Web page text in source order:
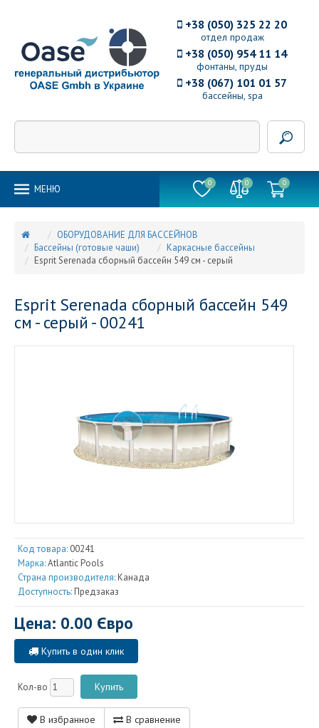
отдел продаж
+38 (050) 325 22 20
фонтаны, пруды
+38 (050) 954 11 14
бассейны, spa
+38 (067) 101 01 57
MEНЮ
0 0 0
ОБОРУДОВАНИЕ ДЛЯ БАССЕЙНОВ
Бассейны (готовые чаши)
Каркасные бассейны
Esprit Serenada сборный бассейн 549 см - серый
Esprit Serenada сборный бассейн 549
см - серый - 00241
Код товара: 00241
Марка:Atlantic Pools
Страна производителя: Канада
Доступность: Предзаказ
Цена: 0.00 Євро
Купить в один клик
Кол-во
В избранное В сравнение